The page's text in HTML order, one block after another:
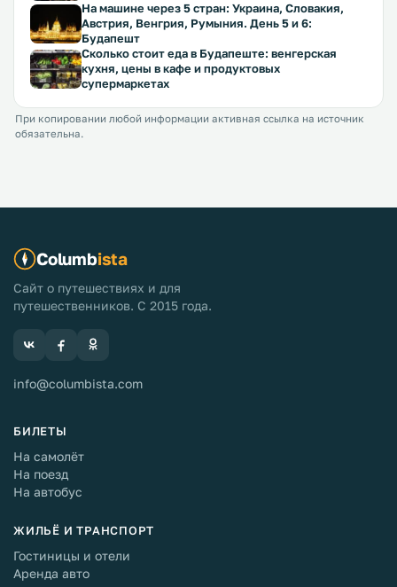
На машине через 5 стран: Украина, Словакия,
Австрия, Венгрия, Румыния. День 5 и 6:
Будапешт
Сколько стоит еда в Будапеште: венгерская
кухня, цены в кафе и продуктовых
супермаркетах
При копировании любой информации активная ссылка на источник
обязательна.
Columbista
Сайт о путешествиях и для
путешественников. С 2015 года.
info@columbista.com
БИЛЕТЫ
На самолёт
На поезд
На автобус
ЖИЛЬЁ И ТРАНСПОРТ
Гостиницы и отели
Аренда авто